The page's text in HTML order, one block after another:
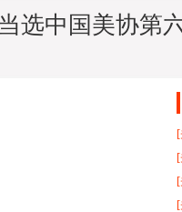
选中国美协第